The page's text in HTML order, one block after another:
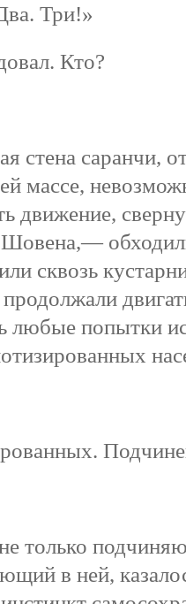
Три!»
Кто?
стена саранчи,
массе,
движение,
Шовена,—
сквозь
попытки
только
в ней,